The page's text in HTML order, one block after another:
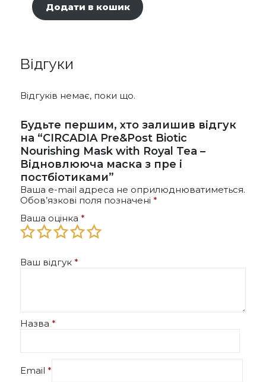
Додати в кошик
Відгуки
Відгуків немає, поки що.
Будьте першим, хто залишив відгук
на “CIRCADIA Pre&Post Biotic
Nourishing Mask with Royal Tea –
Відновлююча маска з пре і
постбіотиками”
Ваша e-mail адреса не оприлюднюватиметься.
Обов’язкові поля позначені *
Ваша оцінка *
Ваш відгук *
Назва *
Email *